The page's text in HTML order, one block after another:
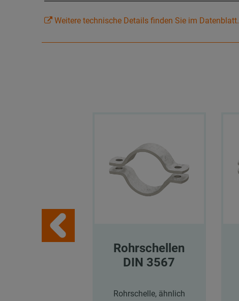
Weitere technische Details finden Sie im Datenblatt.
Rohrschellen
DIN 3567
Rohrschelle, ähnlich